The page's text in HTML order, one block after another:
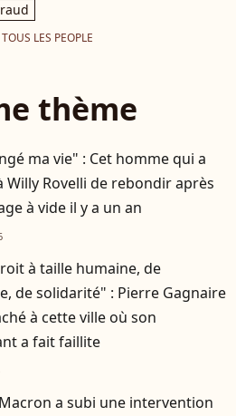
LES PEOPLE
thème
ma vie" : Cet homme qui a
Willy Rovelli de rebondir après
à vide il y a un an
à taille humaine, de
de solidarité" : Pierre Gagnaire
à cette ville où son
a fait faillite
a subi une intervention